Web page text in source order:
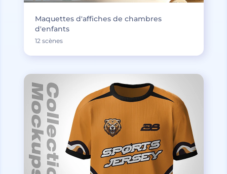
Maquettes d'affiches de chambres
d'enfants
12 scènes